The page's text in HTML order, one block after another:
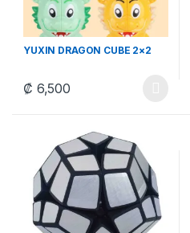
YUXIN DRAGON CUBE 2×2
₡ 6,500
Este producto tiene múltiples